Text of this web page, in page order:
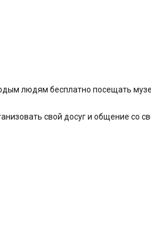
людям бесплатно посещать
свой досуг и общение со